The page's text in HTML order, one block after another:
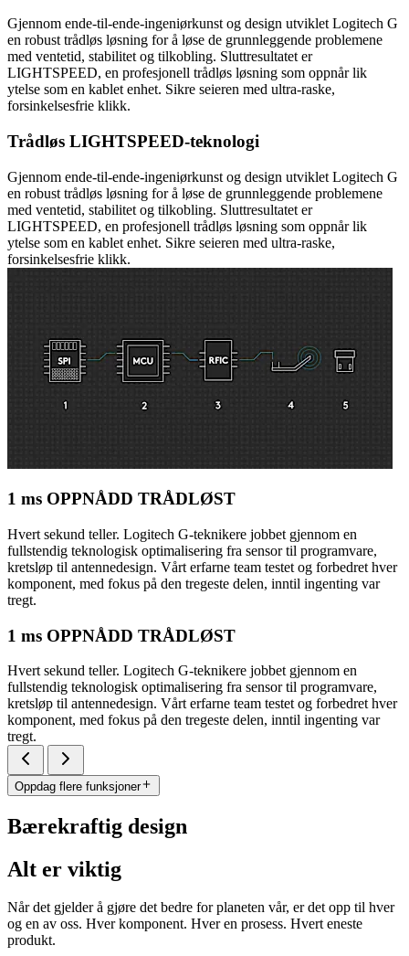
Gjennom ende-til-ende-ingeniørkunst og design utviklet Logitech G
en robust trådløs løsning for å løse de grunnleggende problemene
med ventetid, stabilitet og tilkobling. Sluttresultatet er
LIGHTSPEED, en profesjonell trådløs løsning som oppnår lik
ytelse som en kablet enhet. Sikre seieren med ultra-raske,
forsinkelsesfrie klikk.
Trådløs LIGHTSPEED-teknologi
Gjennom ende-til-ende-ingeniørkunst og design utviklet Logitech G
en robust trådløs løsning for å løse de grunnleggende problemene
med ventetid, stabilitet og tilkobling. Sluttresultatet er
LIGHTSPEED, en profesjonell trådløs løsning som oppnår lik
ytelse som en kablet enhet. Sikre seieren med ultra-raske,
forsinkelsesfrie klikk.
1 ms OPPNÅDD TRÅDLØST
Hvert sekund teller. Logitech G-teknikere jobbet gjennom en
fullstendig teknologisk optimalisering fra sensor til programvare,
kretsløp til antennedesign. Vårt erfarne team testet og forbedret hver
komponent, med fokus på den tregeste delen, inntil ingenting var
tregt.
1 ms OPPNÅDD TRÅDLØST
Hvert sekund teller. Logitech G-teknikere jobbet gjennom en
fullstendig teknologisk optimalisering fra sensor til programvare,
kretsløp til antennedesign. Vårt erfarne team testet og forbedret hver
komponent, med fokus på den tregeste delen, inntil ingenting var
tregt.
Oppdag flere funksjoner
Bærekraftig design
Alt er viktig
Når det gjelder å gjøre det bedre for planeten vår, er det opp til hver
og en av oss. Hver komponent. Hver en prosess. Hvert eneste
produkt.